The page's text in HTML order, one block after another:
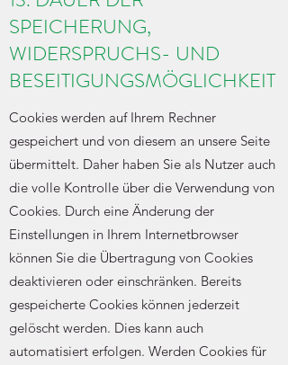
SPEICHERUNG,
WIDERSPRUCHS- UND
BESEITIGUNGSMÖGLICHKEIT
Cookies werden auf Ihrem Rechner
gespeichert und von diesem an unsere Seite
übermittelt. Daher haben Sie als Nutzer auch
die volle Kontrolle über die Verwendung von
Cookies. Durch eine Änderung der
Einstellungen in Ihrem Internetbrowser
können Sie die Übertragung von Cookies
deaktivieren oder einschränken. Bereits
gespeicherte Cookies können jederzeit
gelöscht werden. Dies kann auch
automatisiert erfolgen. Werden Cookies für